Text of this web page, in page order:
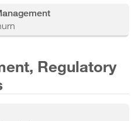
Regulatory